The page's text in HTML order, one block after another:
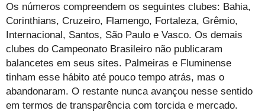
Os números compreendem os seguintes clubes: Bahia,
Corinthians, Cruzeiro, Flamengo, Fortaleza, Grêmio,
Internacional, Santos, São Paulo e Vasco. Os demais
clubes do Campeonato Brasileiro não publicaram
balancetes em seus sites. Palmeiras e Fluminense
tinham esse hábito até pouco tempo atrás, mas o
abandonaram. O restante nunca avançou nesse sentido
em termos de transparência com torcida e mercado.